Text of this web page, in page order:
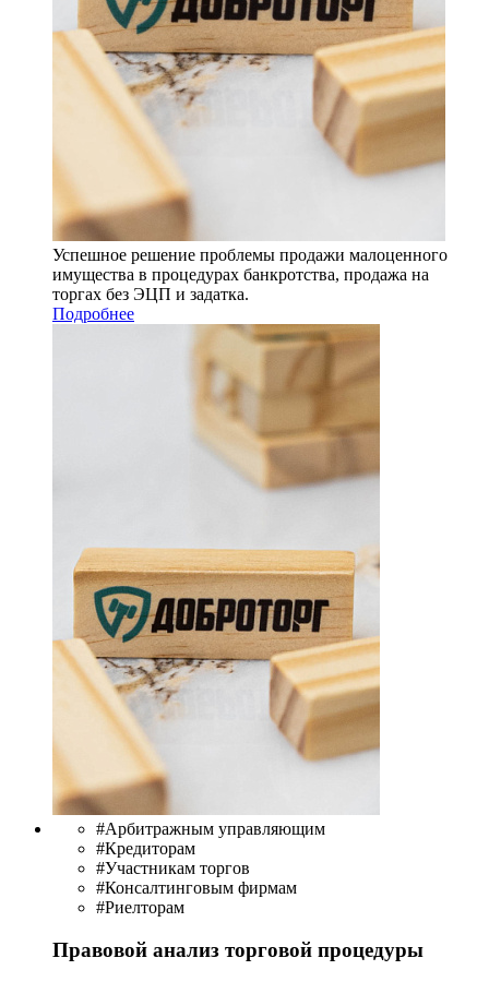
Успешное решение проблемы продажи малоценного
имущества в процедурах банкротства, продажа на
торгах без ЭЦП и задатка.
Подробнее
#Арбитражным управляющим
#Кредиторам
#Участникам торгов
#Консалтинговым фирмам
#Риелторам
Правовой анализ торговой процедуры